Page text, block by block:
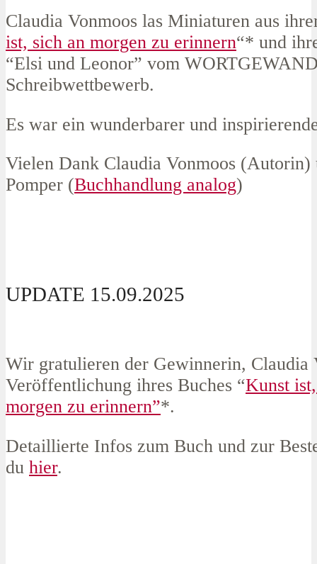
Claudia Vonmoos las Miniaturen aus
ist, sich an morgen zu erinnern“* und
“Elsi und Leonor” vom
Schreibwettbewerb.
Es war ein wunderbarer und
Vielen Dank Claudia Vonmoos (Autorin)
Pomper (Buchhandlung analog)
UPDATE 15.09.2025
Wir gratulieren der Gewinnerin, Claudia
Veröffentlichung ihres Buches “Kunst
morgen zu erinnern”*.
Detaillierte Infos zum Buch und zur
du hier.